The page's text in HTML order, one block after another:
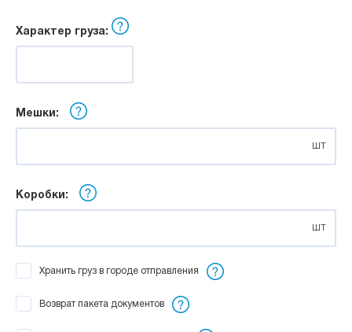
Характер груза:
Мешки:
шт
Коробки:
шт
Хранить груз в городе отправления
Возврат пакета документов